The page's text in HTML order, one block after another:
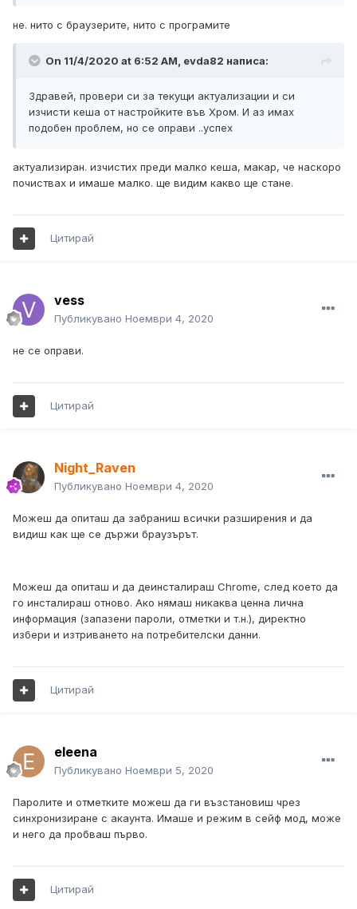
не. нито с браузерите, нито с програмите
On 11/4/2020 at 6:52 AM, evda82 написа:
Здравей, провери си за текущи актуализации и си
изчисти кеша от настройките във Хром. И аз имах
подобен проблем, но се оправи ..успех
актуализиран. изчистих преди малко кеша, макар, че наскоро
почиствах и имаше малко. ще видим какво ще стане.
Цитирай
vess
Публикувано Ноември 4, 2020
не се оправи.
Цитирай
Night_Raven
Публикувано Ноември 4, 2020
Можеш да опиташ да забраниш всички разширения и да
видиш как ще се държи браузърът.
Можеш да опиташ и да деинсталираш Chrome, след което да
го инсталираш отново. Ако нямаш никаква ценна лична
информация (запазени пароли, отметки и т.н.), директно
избери и изтриването на потребителски данни.
Цитирай
eleena
Публикувано Ноември 5, 2020
Паролите и отметките можеш да ги възстановиш чрез
синхронизиране с акаунта. Имаше и режим в сейф мод, може
и него да пробваш първо.
Цитирай